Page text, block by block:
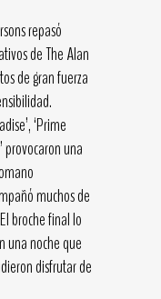
repasó
de The Alan
de gran fuerza
‘Prime
provocaron una
muchos de
broche final lo
una noche que
disfrutar de